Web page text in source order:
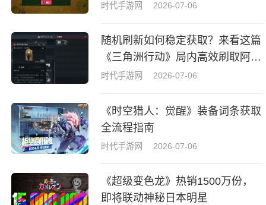
时代手游网 2026-07-06
随机刷新如何稳定获取？来看这篇
《三角洲行动》局内高效刷取阿萨
拉牌盒指南
时代手游网 2026-07-06
《时空猎人：觉醒》装备词条获取
全流程指南
时代手游网 2026-07-06
《超级变色龙》热销1500万份，
即将联动神秘日本明星